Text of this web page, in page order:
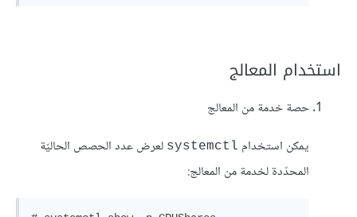
استخدام المعالج
حصة خدمة من المعالج
يمكن استخدام systemctl لعرض عدد الحصص الحاليّة
المحدّدة لخدمة من المعالج: